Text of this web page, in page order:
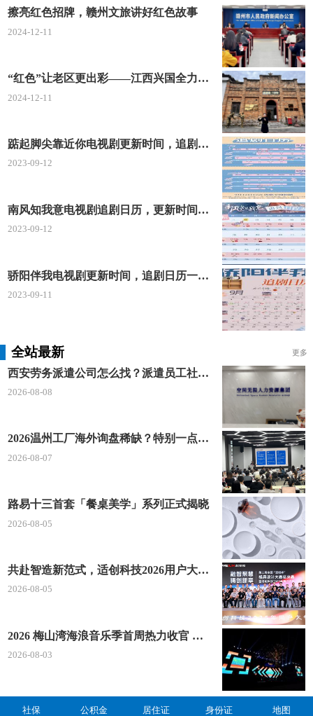
看合同中有没有空白条款、补充协议中的义务和权利
是不是对等、违约责任和赔偿有没有写清楚、交房日
期与交房标准是否清晰，有没有垄断物管权。
5、办理住房贷款
现在比较常见的买房方式就是通过贷款去进行购
买，一般在办理贷款的时候可以选择的方式有商业贷
款和公积金贷款，大家在办理贷款的时候就要根据自
己本身的情况确定好适合自己的贷款方式。
6、验房交房
最后的步骤就是去接房和验房了，这也是买房过
程中比较重要的流程了，大家在验房的时候可以邀请
专门的验房师按照有关行业标准对房屋从上到下、由
里到外检查一遍，其中包括检查室外场地、屋面、地
下室、各楼层、阁楼、水电设施，并开动暖气机、冷
擦亮红色招牌，赣州文旅讲好红色故事
2024-12-11
“红色”让老区更出彩——江西兴国全力打造红色文化传承发展创新示范区
2024-12-11
踮起脚尖靠近你电视剧更新时间，追剧日历及剧情简介
2023-09-12
南风知我意电视剧追剧日历，更新时间一览表
2023-09-12
骄阳伴我电视剧更新时间，追剧日历一览表
2023-09-11
全站最新 更多
西安劳务派遣公司怎么找？派遣员工社保如何合规缴？空间无限 23 年专业沉淀给出答案
2026-08-08
2026温州工厂海外询盘稀缺？特别一点AI 短视频引流 + 麦穗智能获客谷歌定制独立站双渠道拓客！
2026-08-07
路易十三首套「餐桌美学」系列正式揭晓
2026-08-05
共赴智造新范式，适创科技2026用户大会将于深圳启幕
2026-08-05
2026 梅山湾海浪音乐季首周热力收官 文体旅深度融合点燃滨海夏日经济
2026-08-03
社保 公积金 居住证 身份证 地图